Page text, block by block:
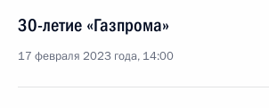
30-летие «Газпрома»
17 февраля 2023 года, 14:00